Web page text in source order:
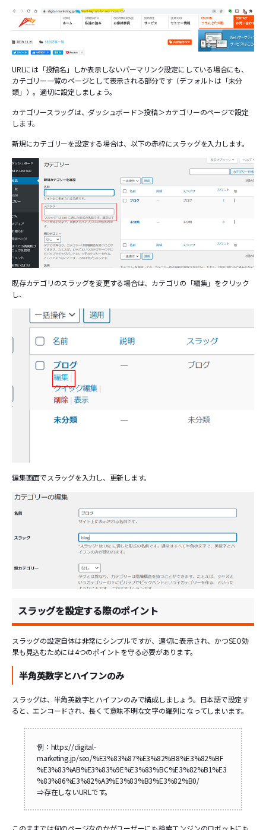
URLには「投稿名」しか表示しないパーマリンク設定にしている場合にも、
カテゴリー一覧のページとして表示される部分です（デフォルトは「未分
類」）。適切に設定しましょう。
カテゴリースラッグは、ダッシュボード＞投稿＞カテゴリーのページで設定
します。
新規にカテゴリーを設定する場合は、以下の赤枠にスラッグを入力します。
既存カテゴリのスラッグを変更する場合は、カテゴリの「編集」をクリック
し、
編集画面でスラッグを入力し、更新します。
スラッグを設定する際のポイント
スラッグの設定自体は非常にシンプルですが、適切に表示され、かつSEO効
果も見込むためには4つのポイントを守る必要があります。
半角英数字とハイフンのみ
スラッグは、半角英数字とハイフンのみで構成しましょう。日本語で設定す
ると、エンコードされ、長くて意味不明な文字の羅列になってしまいます。
例：https://digital-
marketing.jp/seo/%E3%83%87%E3%82%B8%E3%82%BF
%E3%83%AB%E3%83%9E%E3%83%BC%E3%82%B1%E3
%83%86%E3%82%A3%E3%83%B3%E3%82%B0/
⇒存在しないURLです。
このままでは何のページなのかがユーザーにも検索エンジンのロボットにも